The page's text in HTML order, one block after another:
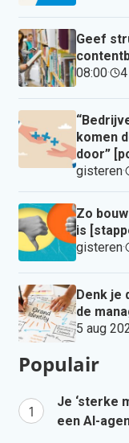
Geef
08:00·
komen
door”
gisteren·
Zo
is
gisteren·
Denk je
de
5 aug
Populair
Je ‘sterke
een AI-